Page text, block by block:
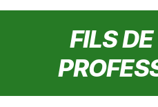
FILS